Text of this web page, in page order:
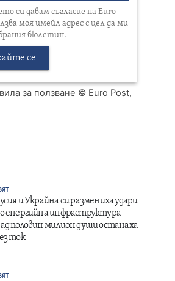
си давам съгласие на Euro
моя имейл адрес с цел да ми
бюлетин.
се
за ползване © Euro Post,
и Украйна си размениха удари
енергийна инфраструктура —
половин милион души останаха
ток